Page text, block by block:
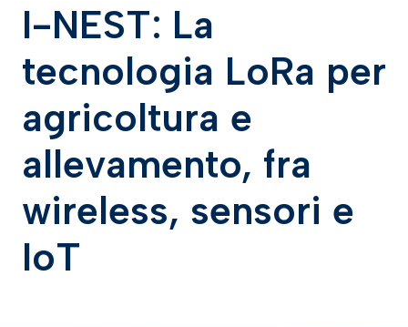
I-NEST: La
tecnologia LoRa per
agricoltura e
allevamento, fra
wireless, sensori e
IoT